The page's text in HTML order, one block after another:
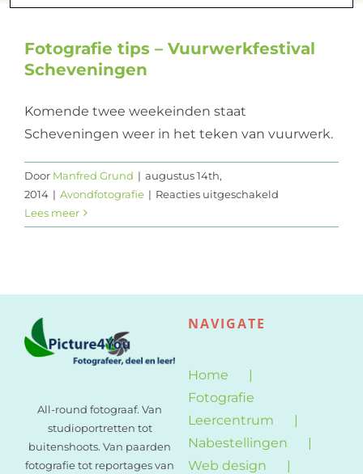
Fotografie Leercentrum
Web design
Contact
Fotografie tips – Vuurwerkfestival
Scheveningen
Komende twee weekeinden staat
Scheveningen weer in het teken van vuurwerk.
Door Manfred Grund | augustus 14th,
2014 | Avondfotografie | Reacties uitgeschakeld
tips
Lees meer
All-round fotograaf. Van
studioportretten tot
buitenshoots. Van paarden
fotografie tot reportages van
NAVIGATE
Home
Fotografie
Leercentrum
Nabestellingen
Web design